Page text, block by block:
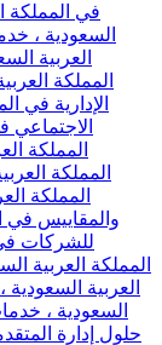
السعودية ،
العربية
المملكة
الإدارية في
الاجتماعي
المملكة
المملكة
المملكة
والمقاييس في
للشركات
المملكة العربية
العربية
السعودية ،
حلول إدارة